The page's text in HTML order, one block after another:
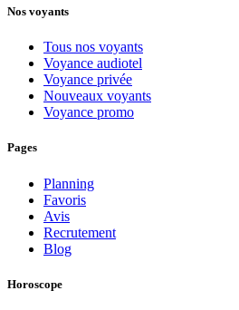
Nos voyants
Tous nos voyants
Voyance audiotel
Voyance privée
Nouveaux voyants
Voyance promo
Pages
Planning
Favoris
Avis
Recrutement
Blog
Horoscope